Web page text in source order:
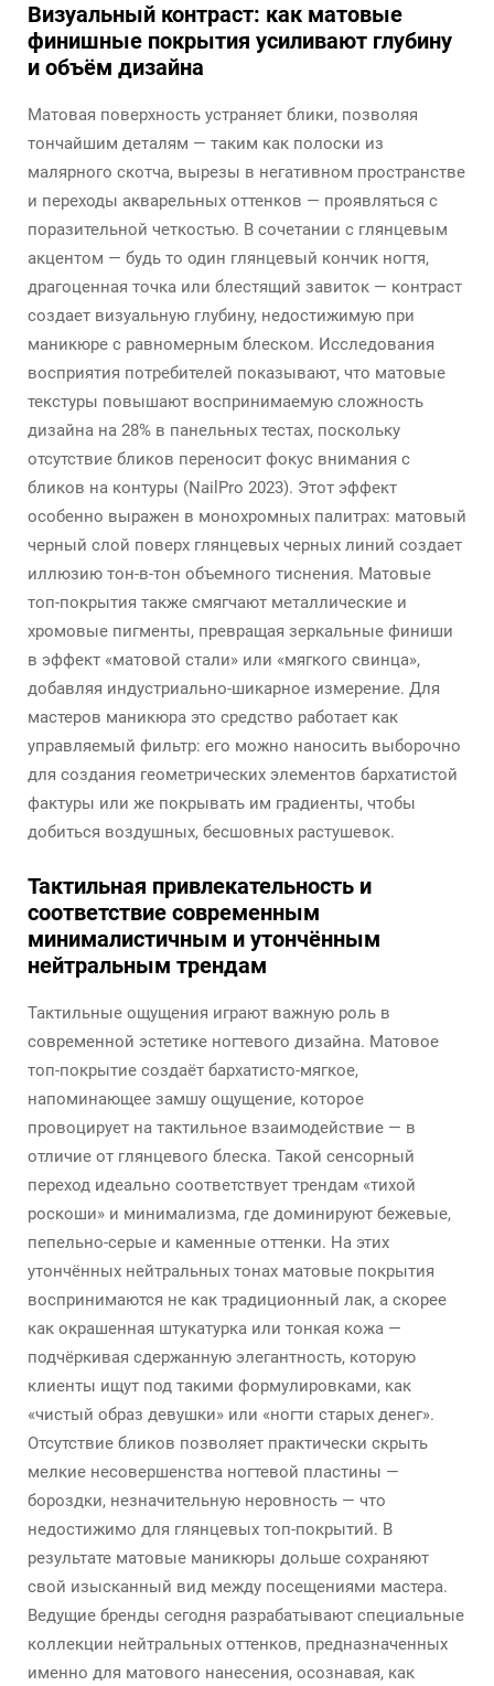
Визуальный контраст: как матовые
финишные покрытия усиливают глубину
и объём дизайна
Матовая поверхность устраняет блики, позволяя
тончайшим деталям — таким как полоски из
малярного скотча, вырезы в негативном пространстве
и переходы акварельных оттенков — проявляться с
поразительной четкостью. В сочетании с глянцевым
акцентом — будь то один глянцевый кончик ногтя,
драгоценная точка или блестящий завиток — контраст
создает визуальную глубину, недостижимую при
маникюре с равномерным блеском. Исследования
восприятия потребителей показывают, что матовые
текстуры повышают воспринимаемую сложность
дизайна на 28% в панельных тестах, поскольку
отсутствие бликов переносит фокус внимания с
бликов на контуры (NailPro 2023). Этот эффект
особенно выражен в монохромных палитрах: матовый
черный слой поверх глянцевых черных линий создает
иллюзию тон-в-тон объемного тиснения. Матовые
топ-покрытия также смягчают металлические и
хромовые пигменты, превращая зеркальные финиши
в эффект «матовой стали» или «мягкого свинца»,
добавляя индустриально-шикарное измерение. Для
мастеров маникюра это средство работает как
управляемый фильтр: его можно наносить выборочно
для создания геометрических элементов бархатистой
фактуры или же покрывать им градиенты, чтобы
добиться воздушных, бесшовных растушевок.
Тактильная привлекательность и
соответствие современным
минималистичным и утончённым
нейтральным трендам
Тактильные ощущения играют важную роль в
современной эстетике ногтевого дизайна. Матовое
топ-покрытие создаёт бархатисто-мягкое,
напоминающее замшу ощущение, которое
провоцирует на тактильное взаимодействие — в
отличие от глянцевого блеска. Такой сенсорный
переход идеально соответствует трендам «тихой
роскоши» и минимализма, где доминируют бежевые,
пепельно-серые и каменные оттенки. На этих
утончённых нейтральных тонах матовые покрытия
воспринимаются не как традиционный лак, а скорее
как окрашенная штукатурка или тонкая кожа —
подчёркивая сдержанную элегантность, которую
клиенты ищут под такими формулировками, как
«чистый образ девушки» или «ногти старых денег».
Отсутствие бликов позволяет практически скрыть
мелкие несовершенства ногтевой пластины —
бороздки, незначительную неровность — что
недостижимо для глянцевых топ-покрытий. В
результате матовые маникюры дольше сохраняют
свой изысканный вид между посещениями мастера.
Ведущие бренды сегодня разрабатывают специальные
коллекции нейтральных оттенков, предназначенных
именно для матового нанесения, осознавая, как